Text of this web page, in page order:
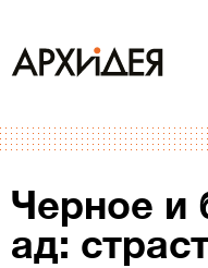
Черное и
ад: